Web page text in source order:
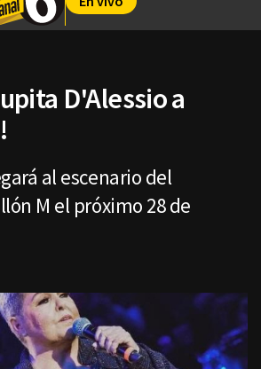
D'Alessio a
al escenario del
M el próximo 28 de